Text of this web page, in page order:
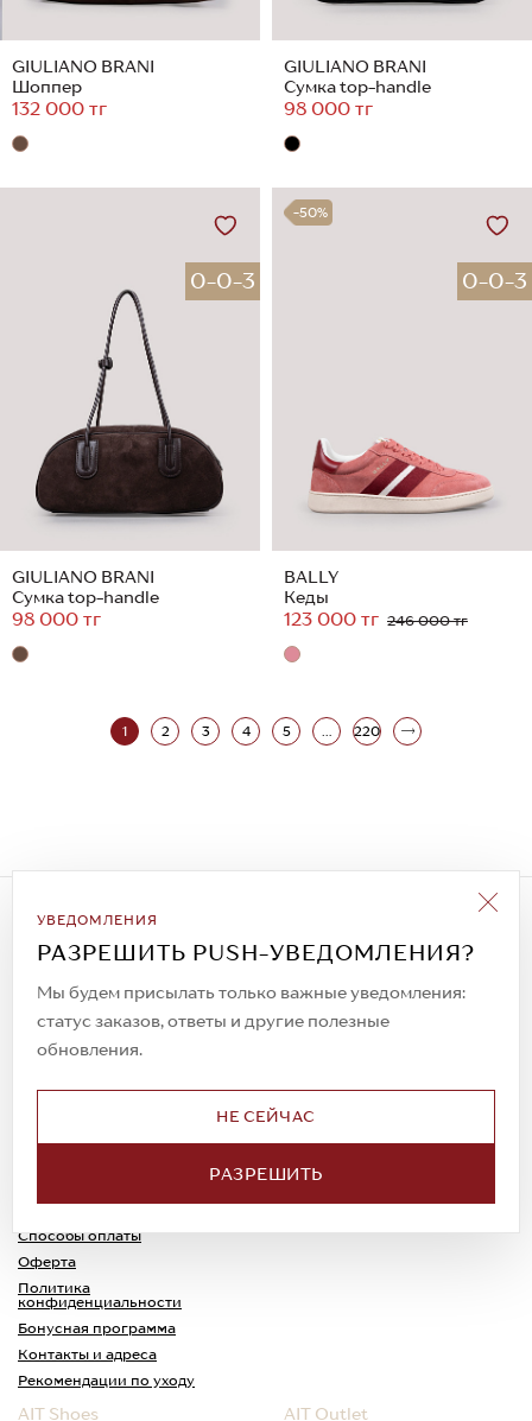
GIULIANO BRANI
Шоппер
132 000 тг
GIULIANO BRANI
Сумка top-handle
98 000 тг
0-0-3
GIULIANO BRANI
Сумка top-handle
98 000 тг
-50%
0-0-3
BALLY
Кеды
123 000 тг 246 000 тг
1 2 3 4 5 ... 220
УВЕДОМЛЕНИЯ
РАЗРЕШИТЬ PUSH-УВЕДОМЛЕНИЯ?
Мы будем присылать только важные уведомления:
статус заказов, ответы и другие полезные
обновления.
НЕ СЕЙЧАС
РАЗРЕШИТЬ
Подписаться на рассылку
Всегда будьте в курсе новых акций и
спецпредложений!
© 2023. AIT Shoes
Все права защищены
Доставка
Способы оплаты
Оферта
Политика
конфиденциальности
Обмен и возврат
Каспи-Ред
Бонусная программа
Контакты и адреса
Рекомендации по уходу
AIT Shoes AIT Outlet